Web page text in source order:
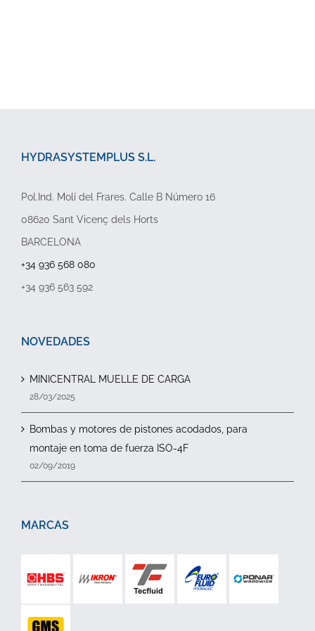
HYDRASYSTEMPLUS S.L.
Pol.Ind. Molí del Frares. Calle B Número 16
08620 Sant Vicenç dels Horts
BARCELONA
+34 936 568 080
+34 936 563 592
NOVEDADES
MINICENTRAL MUELLE DE CARGA
28/03/2025
Bombas y motores de pistones acodados, para
montaje en toma de fuerza ISO-4F
02/09/2019
MARCAS